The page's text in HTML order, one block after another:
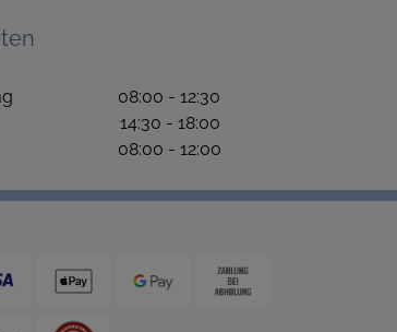
08:00 - 12:30
- 18:00
08:00 - 12:00